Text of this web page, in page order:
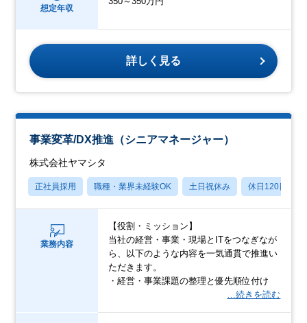
想定年収
詳しく見る
事業変革/DX推進（シニアマネージャー）
株式会社ヤマシタ
正社員採用 職種・業界未経験OK 土日祝休み 休日120日以上
業務内容
【役割・ミッション】
当社の経営・事業・現場とITをつなぎなが
ら、以下のような内容を一気通貫で推進い
ただきます。
・経営・事業課題の整理と優先順位付け
…続きを読む